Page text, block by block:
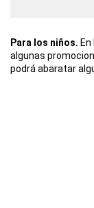
Para los niños.
algunas
podrá abaratar